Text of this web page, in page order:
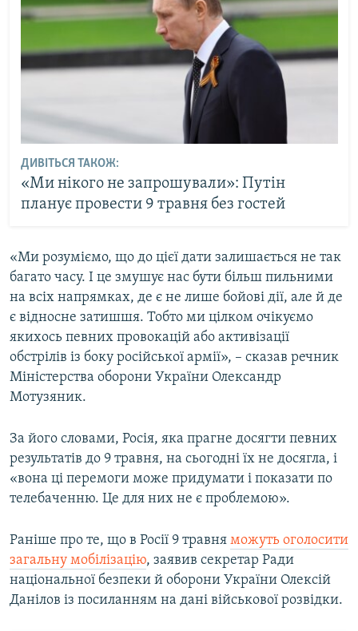
ДИВІТЬСЯ ТАКОЖ:
«Ми нікого не запрошували»: Путін
планує провести 9 травня без гостей
«Ми розуміємо, що до цієї дати залишається не так
багато часу. І це змушує нас бути більш пильними
на всіх напрямках, де є не лише бойові дії, але й де
є відносне затишшя. Тобто ми цілком очікуємо
якихось певних провокацій або активізації
обстрілів із боку російської армії», – сказав речник
Міністерства оборони України Олександр
Мотузяник.
За його словами, Росія, яка прагне досягти певних
результатів до 9 травня, на сьогодні їх не досягла, і
«вона ці перемоги може придумати і показати по
телебаченню. Це для них не є проблемою».
Раніше про те, що в Росії 9 травня можуть оголосити
загальну мобілізацію, заявив секретар Ради
національної безпеки й оборони України Олексій
Данілов із посиланням на дані військової розвідки.